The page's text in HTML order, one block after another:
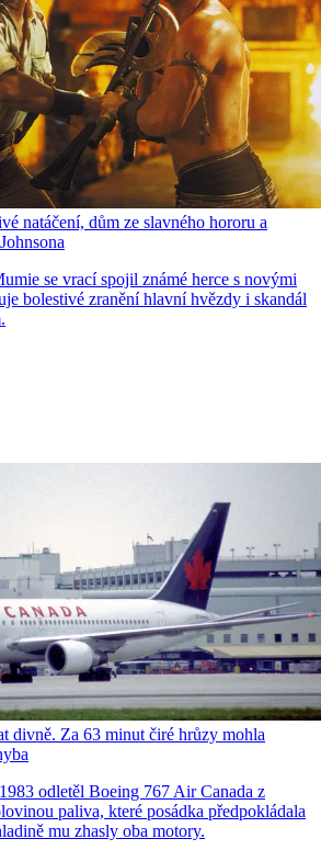
natáčení, dům ze slavného hororu a
se vrací spojil známé herce s novými
bolestivé zranění hlavní hvězdy i skandál
divně. Za 63 minut čiré hrůzy mohla
odletěl Boeing 767 Air Canada z
paliva, které posádka předpokládala
mu zhasly oba motory.